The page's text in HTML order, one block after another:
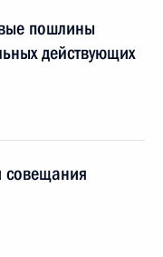
пошлины
действующих
совещания